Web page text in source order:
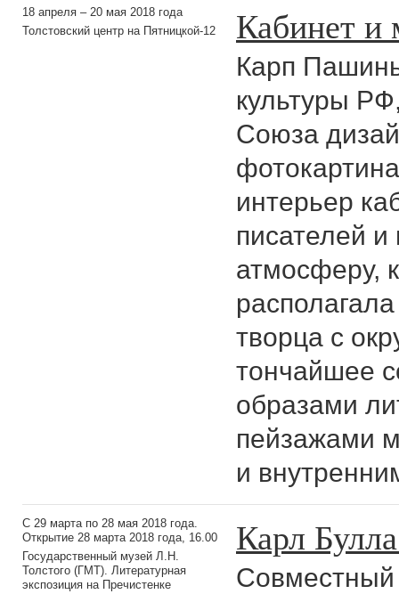
18 апреля – 20 мая 2018 года
Толстовский центр на Пятницкой-12
Кабинет и
Карп
культуры
Союза
интерьер
писателей и
атмосферу,
творца с
тончайшее
образами
пейзажами
и
С 29 марта по 28 мая 2018 года.
Открытие 28 марта 2018 года, 16.00
Государственный музей Л.Н.
Толстого (ГМТ). Литературная
экспозиция на Пречистенке
Карл
Cовместный